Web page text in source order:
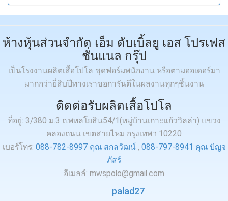
ห้างหุ้นส่วนจำกัด เอ็ม ดับเบิ้ลยู เอส โปรเฟส
ชั่นแนล กรุ๊ป
เป็นโรงงานผลิตเสื้อโปโล ชุดฟอร์มพนักงาน หรือตามออเดอร์มา
มากกว่ายี่สิบปีทางเราขอการันตีในผลงานทุกๆชิ้นงาน
ติดต่อรับผลิตเสื้อโปโล
ที่อยู่: 3/380 ม.3 ถ.พหลโยธิน54/1(หมู่บ้านเกาะแก้ววิลล่า) แขวง
คลองถนน เขตสายไหม กรุงเทพฯ 10220
เบอร์โทร: 088-782-8997 คุณ สกลวัฒน์ , 088-797-8941 คุณ ปัญจ
ภัสร์
อีเมลล์: mwspolo@gmail.com
palad27